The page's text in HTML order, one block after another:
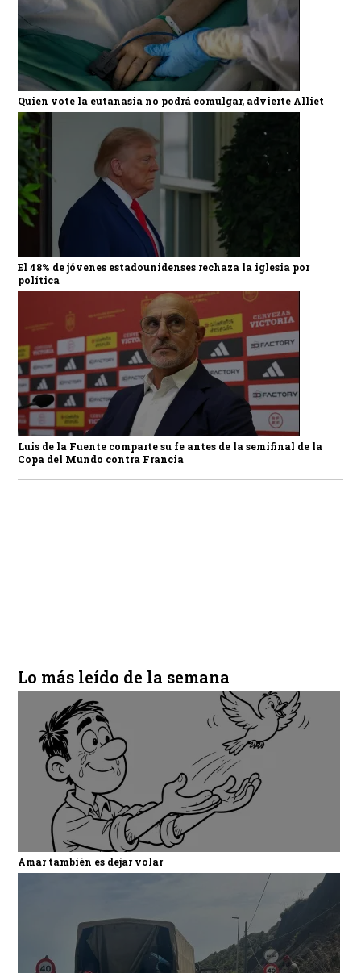
Quien vote la eutanasia no podrá comulgar, advierte Alliet
El 48% de jóvenes estadounidenses rechaza la iglesia por
política
Luis de la Fuente comparte su fe antes de la semifinal de la
Copa del Mundo contra Francia
Lo más leído de la semana
Amar también es dejar volar